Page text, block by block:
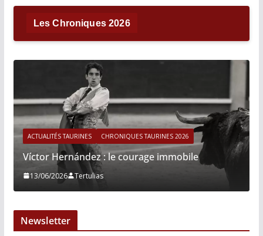
Les Chroniques 2026
ACTUALITÉS TAURINES CHRONIQUES TAURINES 2026
Víctor Hernández : le courage immobile
13/06/2026 Tertulias
Newsletter